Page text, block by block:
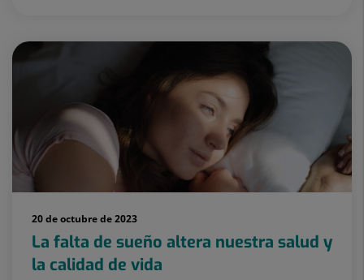
20 de octubre de 2023
La falta de sueño altera nuestra salud y
la calidad de vida